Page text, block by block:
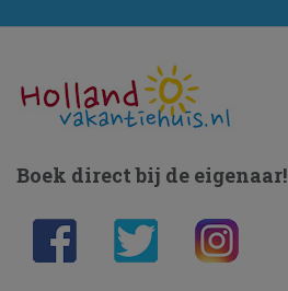
Boek direct bij de eigenaar!